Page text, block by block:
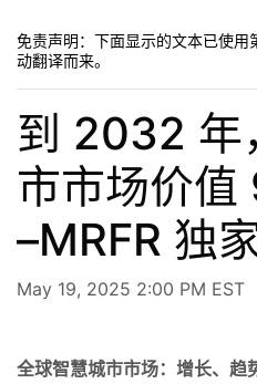
免责声明：下面显示的文本已使用
动翻译而来。
到 2032 年
市市场价值
–MRFR 独
May 19, 2025 2:00 PM EST
全球智慧城市市场：增长、